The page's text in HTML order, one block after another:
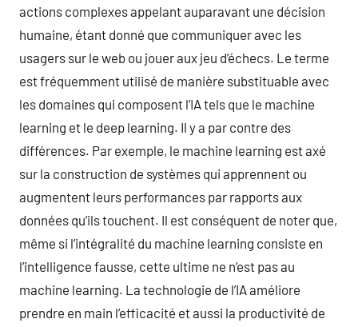
actions complexes appelant auparavant une décision
humaine, étant donné que communiquer avec les
usagers sur le web ou jouer aux jeu d’échecs. Le terme
est fréquemment utilisé de manière substituable avec
les domaines qui composent l’IA tels que le machine
learning et le deep learning. Il y a par contre des
différences. Par exemple, le machine learning est axé
sur la construction de systèmes qui apprennent ou
augmentent leurs performances par rapports aux
données qu’ils touchent. Il est conséquent de noter que,
même si l’intégralité du machine learning consiste en
l’intelligence fausse, cette ultime ne n’est pas au
machine learning. La technologie de l’IA améliore
prendre en main l’efficacité et aussi la productivité de